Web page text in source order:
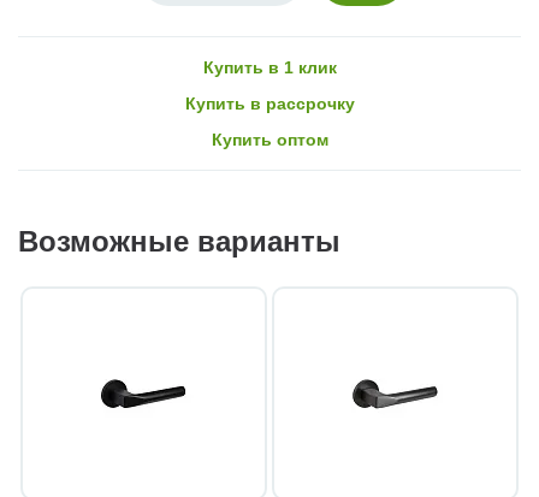
Купить в 1 клик
Купить в рассрочку
Купить оптом
Возможные варианты